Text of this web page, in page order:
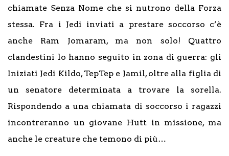
chiamate Senza Nome che si nutrono della Forza
stessa. Fra i Jedi inviati a prestare soccorso c’è
anche Ram Jomaram, ma non solo! Quattro
clandestini lo hanno seguito in zona di guerra: gli
Iniziati Jedi Kildo, TepTep e Jamil, oltre alla figlia di
un senatore determinata a trovare la sorella.
Rispondendo a una chiamata di soccorso i ragazzi
incontreranno un giovane Hutt in missione, ma
anche le creature che temono di più…